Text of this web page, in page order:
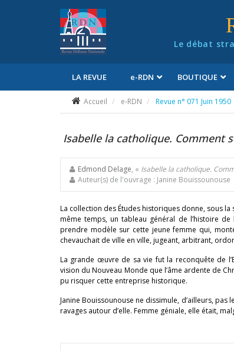
Le débat
LA REVUE e-RDN BOUTIQUE
Accueil e-RDN Revue n° 071 Juin 1950
Isabelle la catholique. Comment
Edmond Delage, « Isabelle la catholique.
Auteur(s) de l'ouvrage : Janine Bouissounouse
La collection des Études historiques donne, sous
même temps, un tableau général de l’histoire
prendre modèle sur cette jeune femme qui,
chevauchait de ville en ville, jugeant, arbitrant,
La grande œuvre de sa vie fut la reconquête de
vision du Nouveau Monde que l’âme ardente de
pu risquer cette entreprise historique.
Janine Bouissounouse ne dissimule, d’ailleurs,
ravages autour d’elle. Femme géniale, elle était,